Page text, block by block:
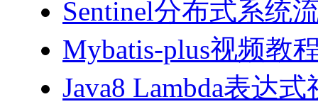
Sentinel分布式系统
Mybatis-plus视频教
Java8 Lambda表达